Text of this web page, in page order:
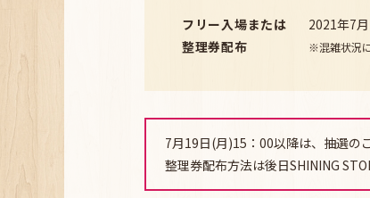
フリー入場または
整理券配布
2021年7
※混雑状況
7月19日(月)15：00以降は、抽選の
整理券配布方法は後日SHINING